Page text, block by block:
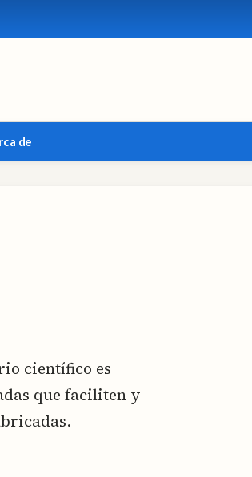
de
científico es
que faciliten y